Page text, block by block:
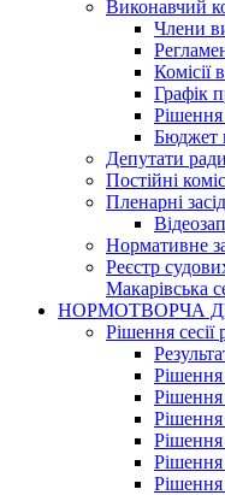
Виконавчий
Члени
Комісії
Графік
Рішення
Бюджет
Депутати ради
Постійні
Пленарні
Нормативне
Реєстр
Макарівська
НОРМОТВОРЧА
Рішення сесії
Рішення
Рішення
Рішення
Рішення
Рішення
Рішення